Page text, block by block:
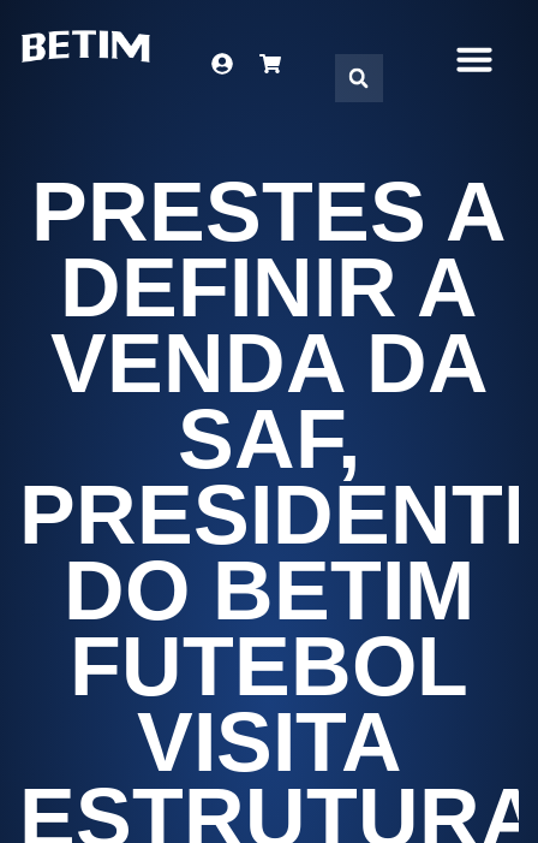
PRESTES A
DEFINIR A
VENDA DA
SAF,
DO BETIM
FUTEBOL
VISITA